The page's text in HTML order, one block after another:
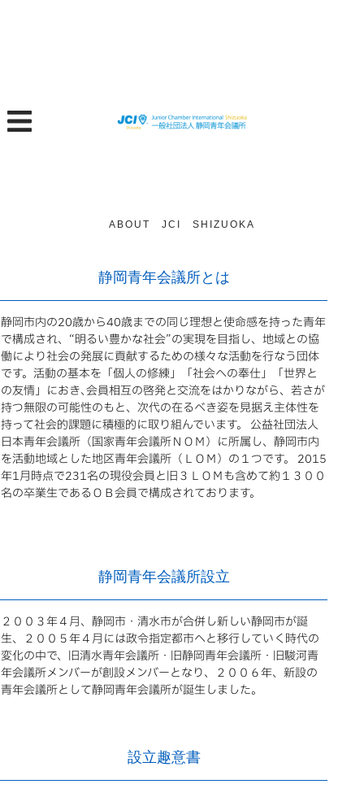
ABOUT JCI SHIZUOKA
静岡青年会議所とは
静岡市内の20歳から40歳までの同じ理想と使命感を持った青年
で構成され、“明るい豊かな社会”の実現を目指し、地域との協
働により社会の発展に貢献するための様々な活動を行なう団体
です。活動の基本を「個人の修練」「社会への奉仕」「世界と
の友情」におき､会員相互の啓発と交流をはかりながら、若さが
持つ無限の可能性のもと、次代の在るべき姿を見据え主体性を
持って社会的課題に積極的に取り組んでいます。 公益社団法人
日本青年会議所（国家青年会議所ＮＯＭ）に所属し、静岡市内
を活動地域とした地区青年会議所（ＬＯＭ）の１つです。 2015
年1月時点で231名の現役会員と旧３ＬＯＭも含めて約１３００
名の卒業生であるＯＢ会員で構成されております。
静岡青年会議所設立
２００３年４月、静岡市・清水市が合併し新しい静岡市が誕
生、２００５年４月には政令指定都市へと移行していく時代の
変化の中で、旧清水青年会議所・旧静岡青年会議所・旧駿河青
年会議所メンバーが創設メンバーとなり、２００６年、新設の
青年会議所として静岡青年会議所が誕生しました。
設立趣意書